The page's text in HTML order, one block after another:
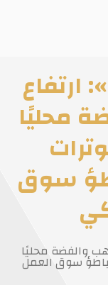
ارتفاع
محليًا
سوق
والفضة محليًا
سوق العمل